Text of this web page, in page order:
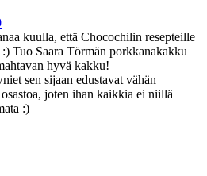
kuulla, että Chocochilin resepteille
Tuo Saara Törmän porkkanakakku
hyvä kakku!
sen sijaan edustavat vähän
joten ihan kaikkia ei niillä
:)